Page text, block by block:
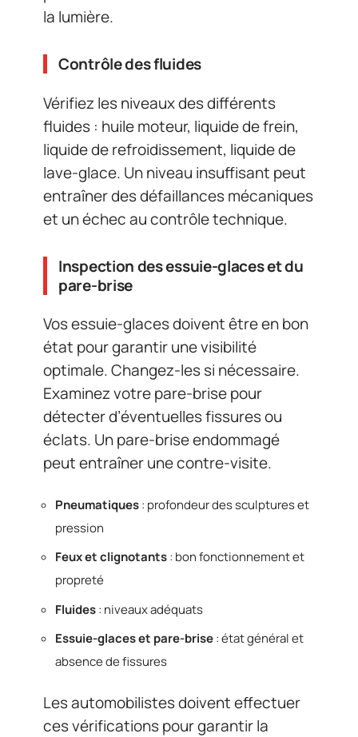
la lumière.
Contrôle des fluides
Vérifiez les niveaux des différents
fluides : huile moteur, liquide de frein,
liquide de refroidissement, liquide de
lave-glace. Un niveau insuffisant peut
entraîner des défaillances mécaniques
et un échec au contrôle technique.
Inspection des essuie-glaces et du
pare-brise
Vos essuie-glaces doivent être en bon
état pour garantir une visibilité
optimale. Changez-les si nécessaire.
Examinez votre pare-brise pour
détecter d’éventuelles fissures ou
éclats. Un pare-brise endommagé
peut entraîner une contre-visite.
Pneumatiques: profondeur des sculptures et
pression
Feux et clignotants: bon fonctionnement et
propreté
Fluides: niveaux adéquats
Essuie-glaces et pare-brise: état général et
absence de fissures
Les automobilistes doivent effectuer
ces vérifications pour garantir la